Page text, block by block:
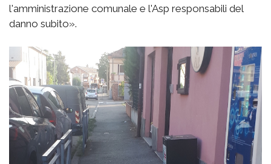
l'amministrazione comunale e l'Asp responsabili del
danno subito».